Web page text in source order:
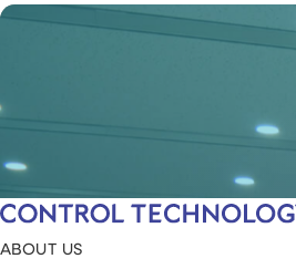
ABOUT US